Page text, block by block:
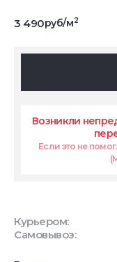
3 490руб/м2
Возникли
Если это не
Курьером:
Самовывоз: